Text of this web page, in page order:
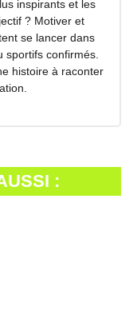
inspirants et les
? Motiver et
se lancer dans
sportifs confirmés.
histoire à raconter
: